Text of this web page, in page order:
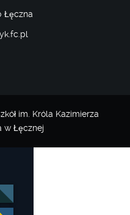
Łęczna
im. Króla Kazimierza
w Łęcznej